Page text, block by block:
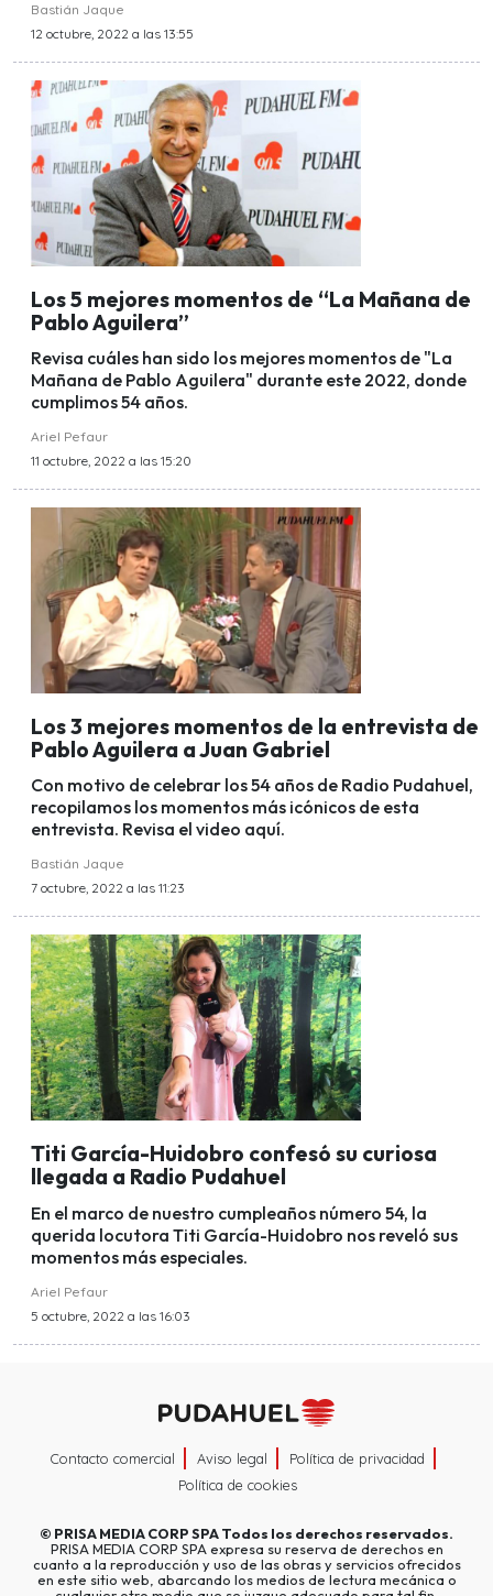
Bastián Jaque
12 octubre, 2022 a las 13:55
Los 5 mejores momentos de “La Mañana de
Pablo Aguilera”
Revisa cuáles han sido los mejores momentos de "La
Mañana de Pablo Aguilera" durante este 2022, donde
cumplimos 54 años.
Ariel Pefaur
11 octubre, 2022 a las 15:20
Los 3 mejores momentos de la entrevista de
Pablo Aguilera a Juan Gabriel
Con motivo de celebrar los 54 años de Radio Pudahuel,
recopilamos los momentos más icónicos de esta
entrevista. Revisa el video aquí.
Bastián Jaque
7 octubre, 2022 a las 11:23
Titi García-Huidobro confesó su curiosa
llegada a Radio Pudahuel
En el marco de nuestro cumpleaños número 54, la
querida locutora Titi García-Huidobro nos reveló sus
momentos más especiales.
Ariel Pefaur
5 octubre, 2022 a las 16:03
Contacto comercial Aviso legal
Política de privacidad
Política de cookies
© PRISA MEDIA CORP SPATodos los derechos reservados.
PRISA MEDIA CORP SPA expresa su reserva de derechos en
cuanto a la reproducción y uso de las obras y servicios ofrecidos
en este sitio web, abarcando los medios de lectura mecánica o